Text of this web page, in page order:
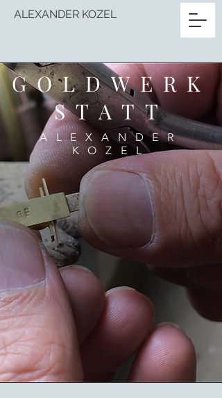
ALEXANDER KOZEL
GOLDWERK
STATT
ALEXANDER
KOZEL